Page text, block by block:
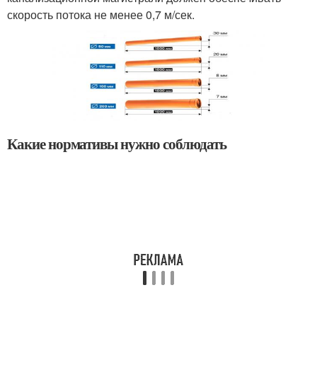
скорость потока не менее 0,7 м/сек.
Какие нормативы нужно соблюдать